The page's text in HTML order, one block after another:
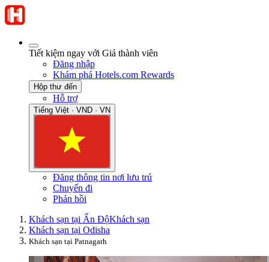
Tiết kiệm ngay với Giá thành viên
Đăng nhập
Khám phá Hotels.com Rewards
Hộp thư đến
Hỗ trợ
Tiếng Việt · VND · VN
Đăng thông tin nơi lưu trú
Chuyến đi
Phản hồi
Khách sạn tại Ấn ĐộKhách sạn
Khách sạn tại Odisha
Khách sạn tại Patnagarh